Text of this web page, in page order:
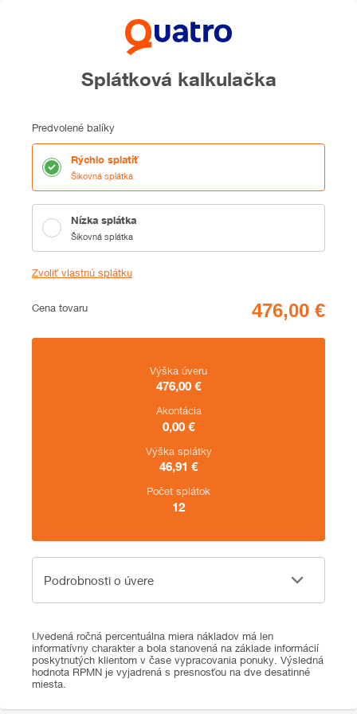
Splátková kalkulačka
Predvolené balíky
Rýchlo splatiť
Šikovná splátka
Nízka splátka
Šikovná splátka
Zvoliť vlastnú splátku
Cena
Cena tovaru
Zhrnutie
Výška úveru
476,00 €
Akontácia
0,00 €
Výška splátky
46,91 €
Počet splátok
12
Podrobnosti o úvere
Podrobnosti o úvere
Uvedená ročná percentuálna miera nákladov má len
informatívny charakter a bola stanovená na základe informácií
poskytnutých klientom v čase vypracovania ponuky. Výsledná
hodnota RPMN je vyjadrená s presnosťou na dve desatinné
miesta.